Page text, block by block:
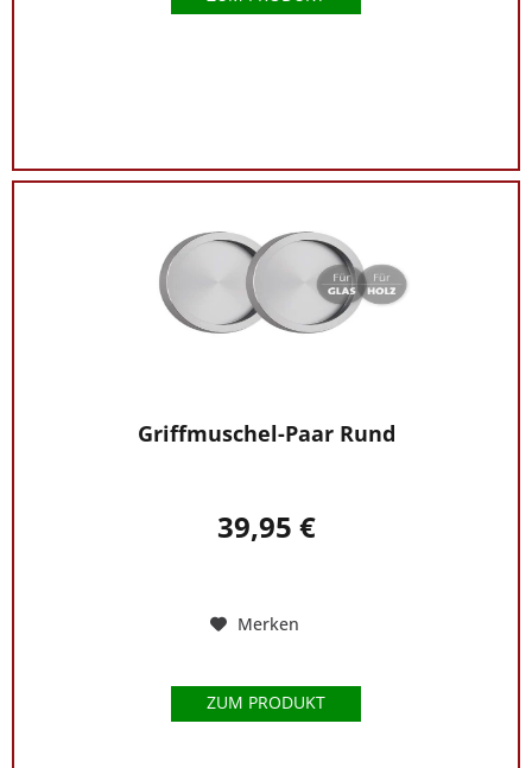
Griffmuschel-Paar Rund
39,95 €
Merken
ZUM PRODUKT